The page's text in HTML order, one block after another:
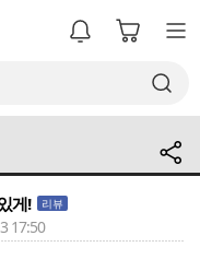
게! 리뷰
17:50